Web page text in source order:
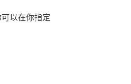
以在你指定